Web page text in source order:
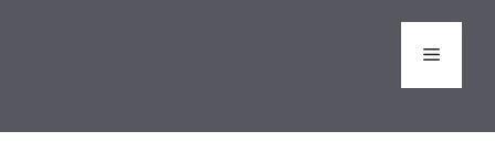
Menu